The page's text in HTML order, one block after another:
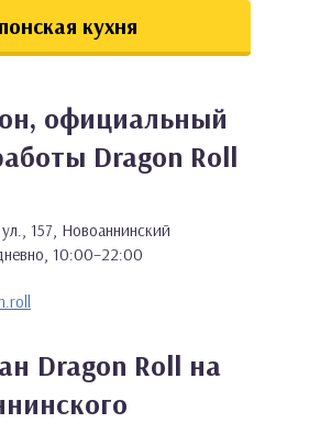
кухня
официальный
Dragon Roll
157, Новоаннинский
10:00–22:00
Dragon Roll на